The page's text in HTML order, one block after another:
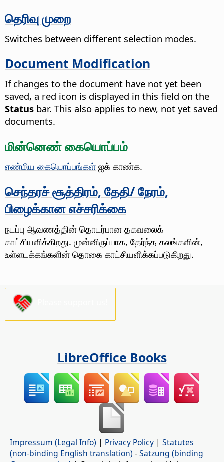
தெரிவு முறை
Switches between different selection modes.
Document Modification
If changes to the document have not yet been
saved, a red icon is displayed in this field on the
Status bar. This also applies to new, not yet saved
documents.
மின்னெண் கையொப்பம்
எண்மிய கையொப்பங்கள் ஐக் காண்க.
செந்தரச் சூத்திரம், தேதி/ நேரம்,
பிழைக்கான எச்சரிக்கை
நடப்பு ஆவணத்தின் தொடர்பான தகவலைக்
காட்சியளிக்கிறது. முன்னிருப்பாக, தேர்ந்த கலங்களின்,
உள்ளடக்கங்களின் தொகை காட்சியளிக்கப்படுகிறது.
LibreOffice Books
Impressum (Legal Info) | Privacy Policy | Statutes
(non-binding English translation) -Satzung (binding